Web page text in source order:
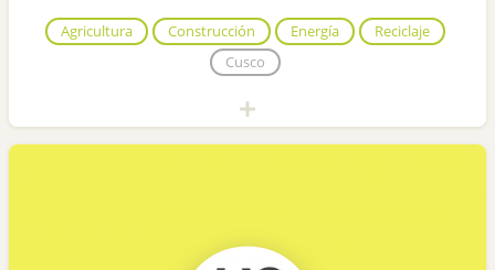
Agricultura Construcción Energía
Reciclaje
Cusco